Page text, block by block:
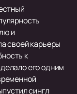
и
своей карьеры
к
его одним
сингл